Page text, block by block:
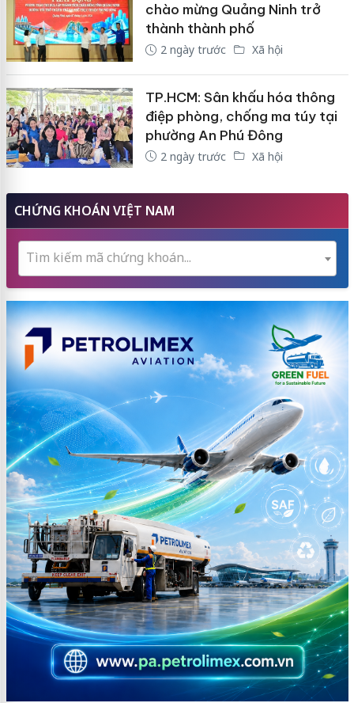
chào mừng Quảng Ninh trở
thành thành phố
2 ngày trước Xã hội
TP.HCM: Sân khấu hóa thông
điệp phòng, chống ma túy tại
phường An Phú Đông
2 ngày trước Xã hội
CHỨNG KHOÁN VIỆT NAM
Tìm kiếm mã chứng khoán...